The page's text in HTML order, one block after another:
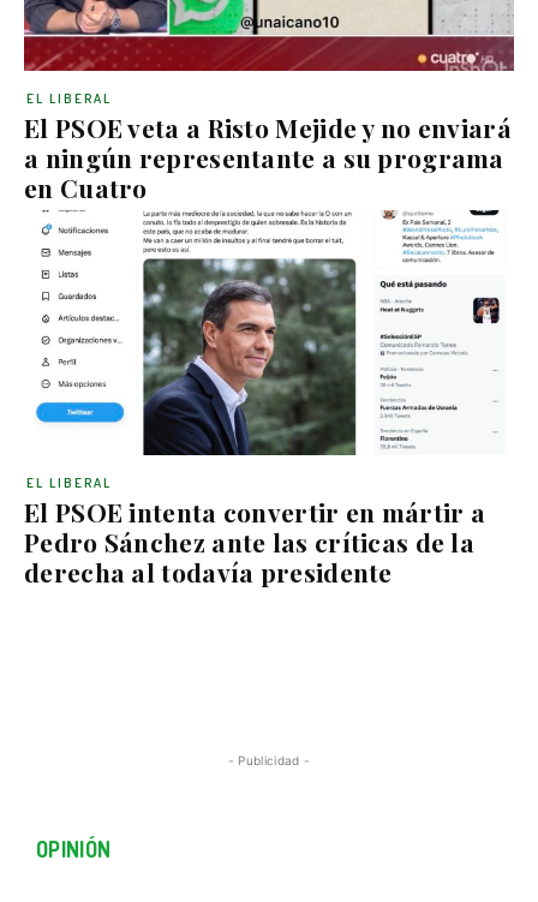
El PSOE veta a Risto Mejide y no enviará
a ningún representante a su programa
en Cuatro
EL LIBERAL
El PSOE intenta convertir en mártir a
Pedro Sánchez ante las críticas de la
derecha al todavía presidente
EL LIBERAL
- Publicidad -
OPINIÓN